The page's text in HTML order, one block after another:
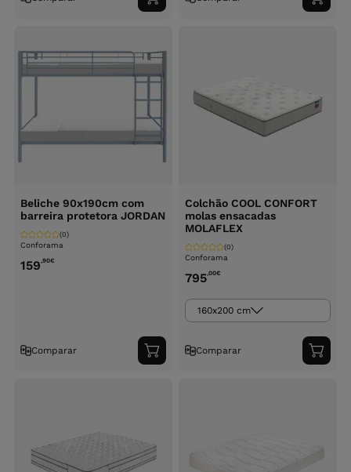
ao
ao
Beliche 90x190cm com
barreira protetora JORDAN
Conforama
(0)
159,90€
Comparar
Adicionar
ao
Colchão COOL CONFORT
molas ensacadas
MOLAFLEX
Conforama
(0)
795,00€
160x200 cm
Comparar
ao